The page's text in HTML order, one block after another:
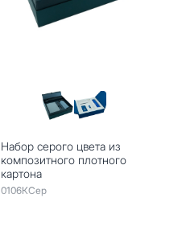
Набор серого цвета из
композитного плотного
картона
0106КСер